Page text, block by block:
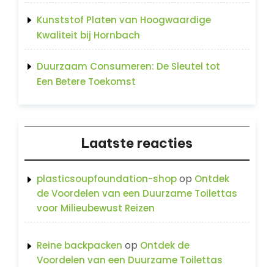
Kunststof Platen van Hoogwaardige
Kwaliteit bij Hornbach
Duurzaam Consumeren: De Sleutel tot
Een Betere Toekomst
Laatste reacties
plasticsoupfoundation-shopop Ontdek
de Voordelen van een Duurzame Toilettas
voor Milieubewust Reizen
Reine backpacken op Ontdek de
Voordelen van een Duurzame Toilettas